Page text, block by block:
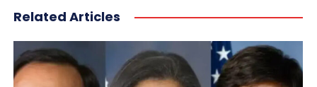
Related Articles